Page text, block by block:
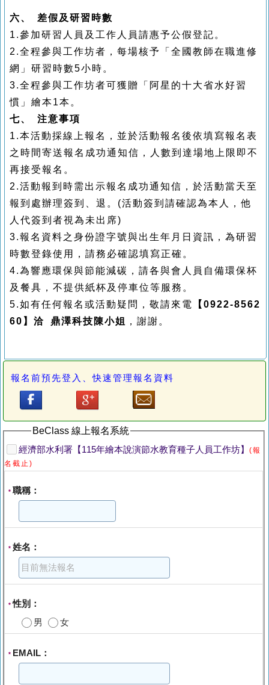
六、 差假及研習時數
1.參加研習人員及工作人員請惠予公假登記。
2.全程參與工作坊者，每場核予「全國教師在職進修
網」研習時數5小時。
3.全程參與工作坊者可獲贈「阿星的十大省水好習
慣」繪本1本。
七、 注意事項
1.本活動採線上報名，並於活動報名後依填寫報名表
之時間寄送報名成功通知信，人數到達場地上限即不
再接受報名。
2.活動報到時需出示報名成功通知信，於活動當天至
報到處辦理簽到、退。 (活動簽到請確認為本人，他
人代簽到者視為未出席)
3.報名資料之身份證字號與出生年月日資訊，為研習
時數登錄使用，請務必確認填寫正確。
4.為響應環保與節能減碳，請各與會人員自備環保杯
及餐具，不提供紙杯及停車位等服務。
5.如有任何報名或活動疑問，敬請來電
【0922-8562
60】洽 鼎澤科技陳小姐
，謝謝。
報名前預先登入、快速管理報名資料
BeClass 線上報名系統
經濟部水利署【115年繪本說演節水教育種子人員工作坊】 (報
名截止)
* 職稱：
* 姓名：
*性別：
男
女
* EMAIL：